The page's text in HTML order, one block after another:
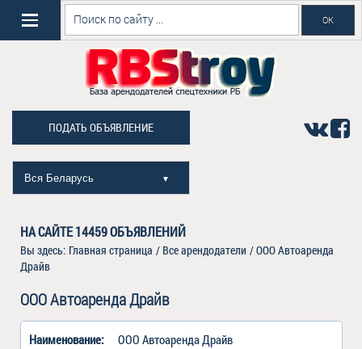
ПОДАТЬ ОБЪЯВЛЕНИЕ
Вся Беларусь ▼
НА САЙТЕ14459ОБЪЯВЛЕНИЙ
Вы здесь: Главная страница / Все арендодатели /ООО Автоаренда
Драйв
ООО Автоаренда Драйв
Наименование:
ООО Автоаренда Драйв